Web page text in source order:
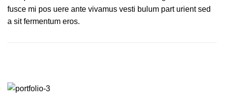
fusce mi pos uere ante vivamus vesti bulum part urient sed
a sit fermentum eros.